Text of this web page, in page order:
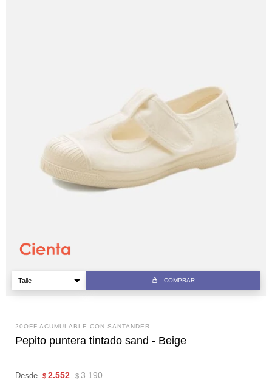
COMPRAR
20OFF ACUMULABLE CON SANTANDER
Pepito puntera tintado sand - Beige
Desde $ 2.552 $ 3.190